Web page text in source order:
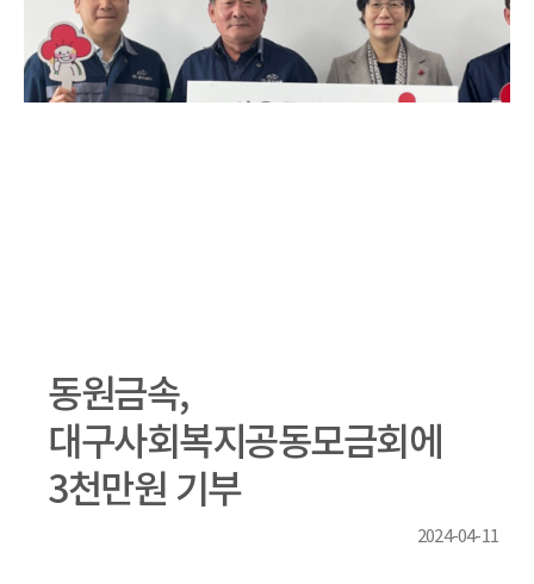
동원금속,
대구사회복지공동모금회에
3천만원 기부
2024-04-11